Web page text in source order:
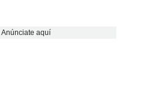
Anúnciate aquí